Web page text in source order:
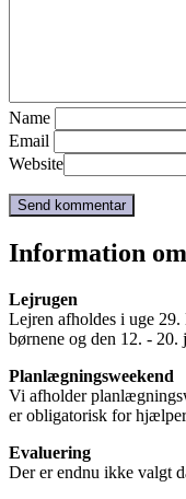
Name
Email
Website
Information
Lejrugen
Lejren afholdes i uge
børnene og den 12. -
Planlægningsweekend
Vi afholder
er obligatorisk for
Evaluering
Der er endnu ikke valgt